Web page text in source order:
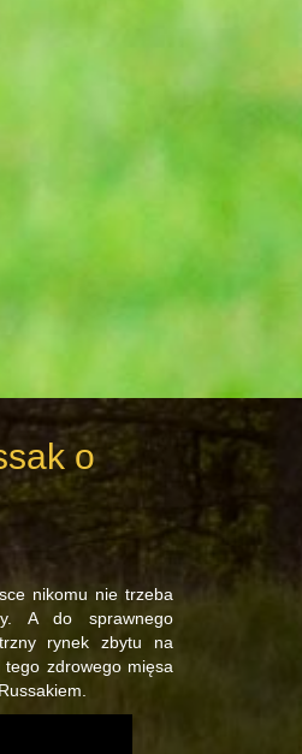
o
nikomu nie trzeba
A do sprawnego
rynek zbytu na
tego zdrowego mięsa